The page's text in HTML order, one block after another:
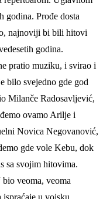
godina. Prođe dosta
najnoviji bi bili hitovi
godina.
pratio muziku, i svirao i
bilo svejedno gde god
Milanče Radosavljević,
ovamo Arilje i
Novica Negovanović,
gde vole Kebu, dok
sa svojim hitovima.
veoma, veoma
u vojsku.